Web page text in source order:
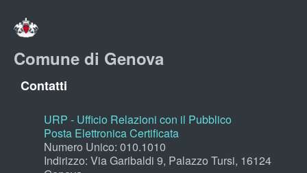
Comune di Genova
Contatti
URP - Ufficio Relazioni con il Pubblico
Posta Elettronica Certificata
Numero Unico: 010.1010
Indirizzo: Via Garibaldi 9, Palazzo Tursi, 16124